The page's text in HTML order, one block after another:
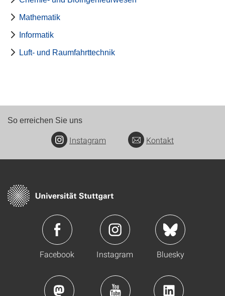
Mathematik
Informatik
Luft- und Raumfahrttechnik
So erreichen Sie uns
Instagram Kontakt
Facebook Instagram Bluesky